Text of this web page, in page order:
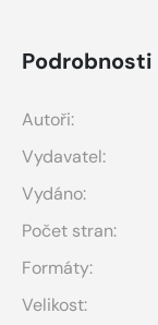
Podrobnosti
Autoři:
Vydavatel:
Vydáno:
Počet stran:
Formáty:
Velikost: